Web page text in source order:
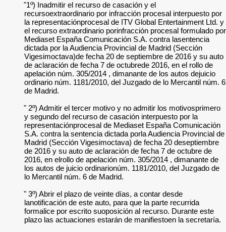
"1º) Inadmitir el recurso de casación y el
recursoextraordinario por infracción procesal interpuesto por
la representaciónprocesal de ITV Global Entertainment Ltd. y
el recurso extraordinario porinfracción procesal formulado por
Mediaset España Comunicación S.A. contra lasentencia
dictada por la Audiencia Provincial de Madrid (Sección
Vigesimoctava)de fecha 20 de septiembre de 2016 y su auto
de aclaración de fecha 7 de octubrede 2016, en el rollo de
apelación núm. 305/2014 , dimanante de los autos dejuicio
ordinario núm. 1181/2010, del Juzgado de lo Mercantil núm. 6
de Madrid.
" 2º) Admitir el tercer motivo y no admitir los motivosprimero
y segundo del recurso de casación interpuesto por la
representaciónprocesal de Mediaset España Comunicación
S.A. contra la sentencia dictada porla Audiencia Provincial de
Madrid (Sección Vigesimoctava) de fecha 20 deseptiembre
de 2016 y su auto de aclaración de fecha 7 de octubre de
2016, en elrollo de apelación núm. 305/2014 , dimanante de
los autos de juicio ordinarionúm. 1181/2010, del Juzgado de
lo Mercantil núm. 6 de Madrid.
" 3º) Abrir el plazo de veinte días, a contar desde
lanotificación de este auto, para que la parte recurrida
formalice por escrito suoposición al recurso. Durante este
plazo las actuaciones estarán de manifiestoen la secretaría.